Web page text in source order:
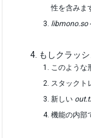
性を含みま
libmono.so
もしクラッ
このような
スタックト
新しい
機能の内部